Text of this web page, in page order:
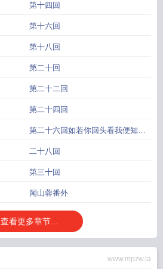
第十四回
第十六回
第十八回
第二十回
第二十二回
第二十四回
第二十六回如若你回头看我便知我
不在你心
二十八回
第三十回
闻山蓉番外
查看更多章节...
www.mpzw.la